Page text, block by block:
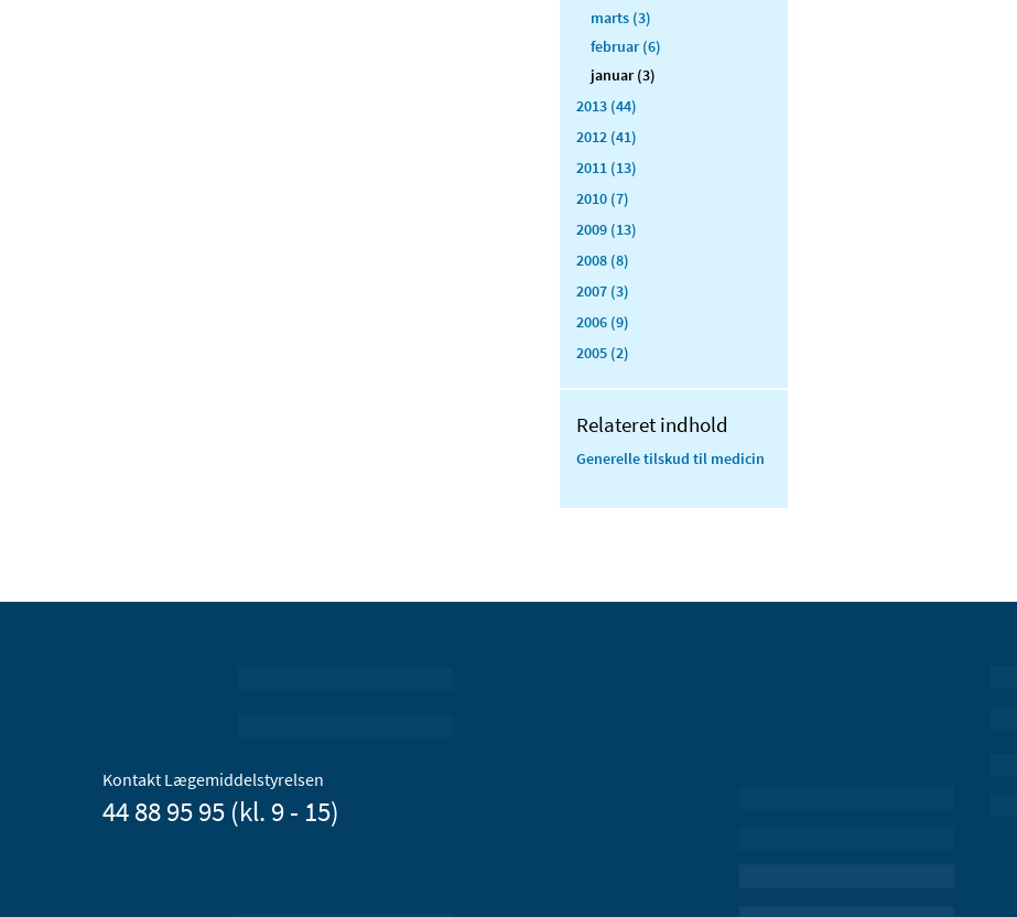
marts (3)
februar (6)
januar (3)
2013 (44)
2012 (41)
2011 (13)
2010 (7)
2009 (13)
2008 (8)
2007 (3)
2006 (9)
2005 (2)
Relateret indhold
Generelle tilskud til medicin
Kontakt Lægemiddelstyrelsen
44 88 95 95 (kl. 9 - 15)